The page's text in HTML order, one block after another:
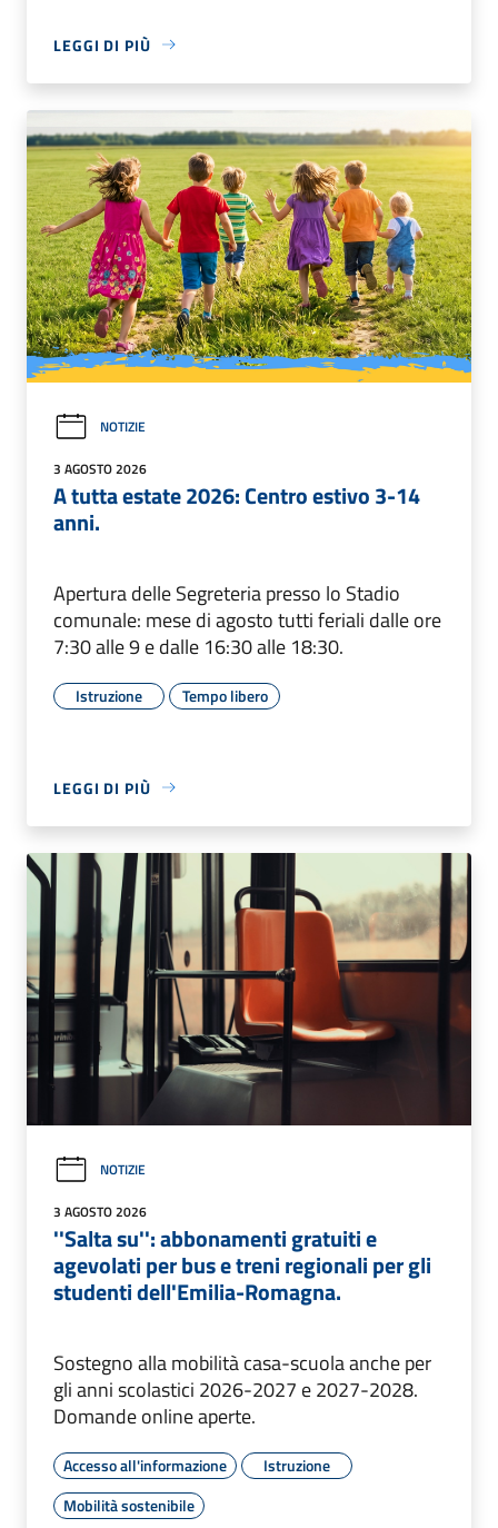
LEGGI DI PIÙ
NOTIZIE
3 AGOSTO 2026
A tutta estate 2026: Centro estivo 3-14
anni.
Apertura delle Segreteria presso lo Stadio
comunale: mese di agosto tutti feriali dalle ore
7:30 alle 9 e dalle 16:30 alle 18:30.
Istruzione Tempo libero
LEGGI DI PIÙ
NOTIZIE
3 AGOSTO 2026
''Salta su'': abbonamenti gratuiti e
agevolati per bus e treni regionali per gli
studenti dell'Emilia-Romagna.
Sostegno alla mobilità casa-scuola anche per
gli anni scolastici 2026-2027 e 2027-2028.
Domande online aperte.
Accesso all'informazione
Istruzione
Mobilità sostenibile